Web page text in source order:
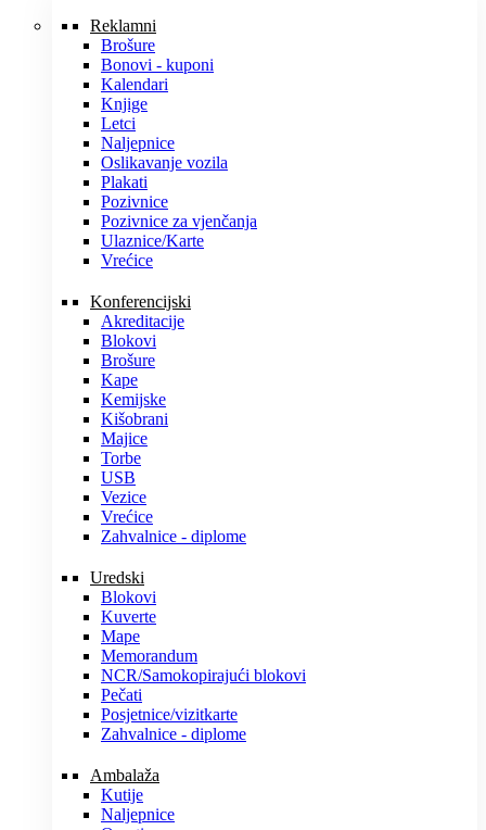
Reklamni
Brošure
Bonovi - kuponi
Kalendari
Knjige
Letci
Naljepnice
Oslikavanje vozila
Plakati
Pozivnice
Pozivnice za vjenčanja
Ulaznice/Karte
Vrećice
Konferencijski
Akreditacije
Blokovi
Brošure
Kape
Kemijske
Kišobrani
Majice
Torbe
USB
Vezice
Vrećice
Zahvalnice - diplome
Uredski
Blokovi
Kuverte
Mape
Memorandum
NCR/Samokopirajući blokovi
Pečati
Posjetnice/vizitkarte
Zahvalnice - diplome
Ambalaža
Kutije
Naljepnice